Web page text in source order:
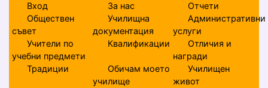
Вход За нас
Отчети
Обществен
съвет
Училищна
документация
Административни
услуги
Учители по
учебни предмети
Квалификации
Отличия и
награди
Традиции
Обичам моето
училище
Училищен
живот